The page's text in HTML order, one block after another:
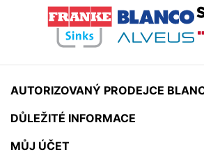
AUTORIZOVANÝ PRODEJCE
DŮLEŽITÉ INFORMACE
MŮJ ÚČET